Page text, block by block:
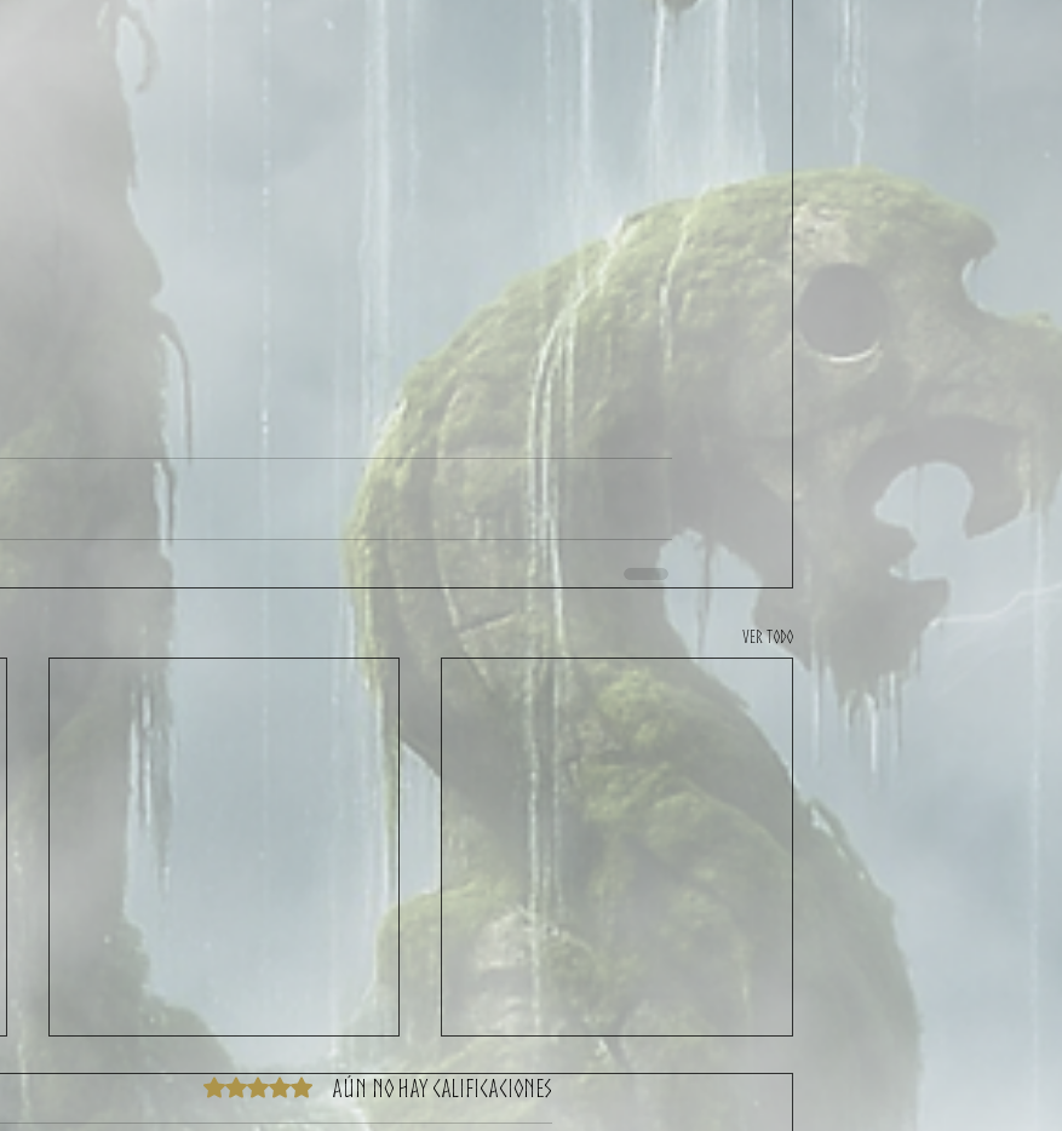
Ver todo
Obtuvo 0 de 5 estrellas.Aún no hay calificaciones